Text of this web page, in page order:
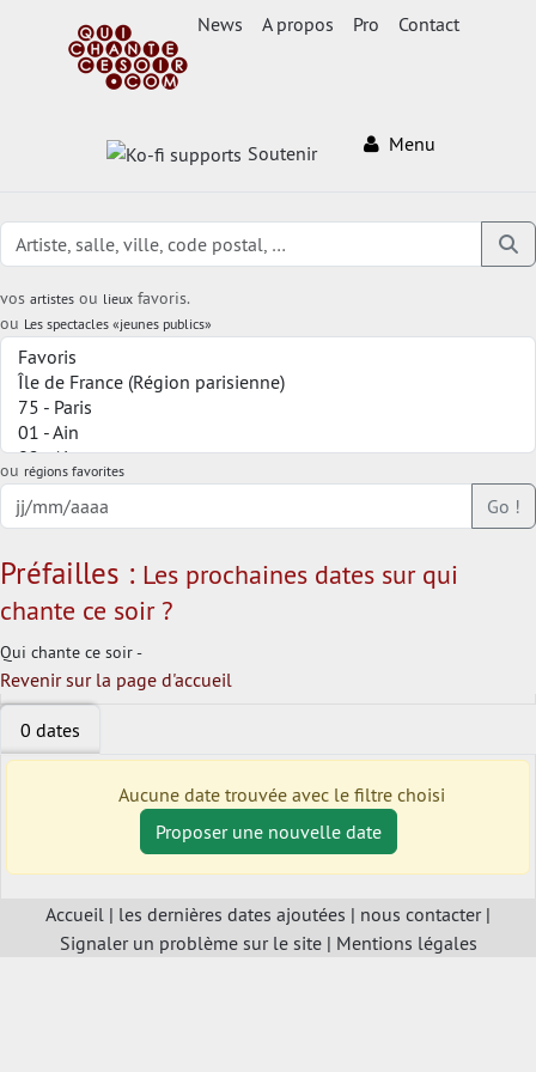
News A propos Pro Contact
Soutenir Menu
vos artistes ou lieux favoris.
ou Les spectacles «jeunes publics»
ou régions favorites
Go !
Préfailles : Les prochaines dates sur qui
chante ce soir ?
Qui chante ce soir -
Revenir sur la page d'accueil
0 dates
Aucune date trouvée avec le filtre choisi
Proposer une nouvelle date
Accueil | les dernières dates ajoutées | nous contacter|
Signaler un problème sur le site| Mentions légales